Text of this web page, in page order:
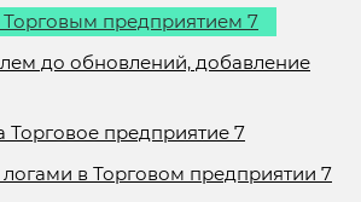
Торговым предприятием 7
до обновлений, добавление
Торговое предприятие 7
логами в Торговом предприятии 7